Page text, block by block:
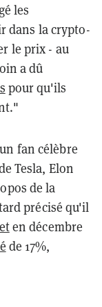
les
dans la crypto-
le prix - au
a dû
pour qu'ils
fan célèbre
Tesla, Elon
de la
précisé qu'il
en décembre
de 17%,